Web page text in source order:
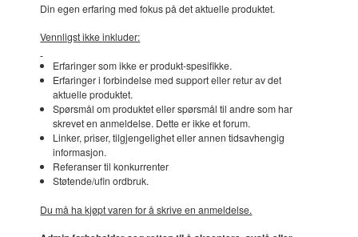
Din egen erfaring med fokus på det aktuelle produktet.
Vennligst ikke inkluder:
Erfaringer som ikke er produkt-spesifikke.
Erfaringer i forbindelse med support eller retur av det
aktuelle produktet.
Spørsmål om produktet eller spørsmål til andre som har
skrevet en anmeldelse. Dette er ikke et forum.
Linker, priser, tilgjengelighet eller annen tidsavhengig
informasjon.
Referanser til konkurrenter
Støtende/ufin ordbruk.
Du må ha kjøpt varen for å skrive en anmeldelse.